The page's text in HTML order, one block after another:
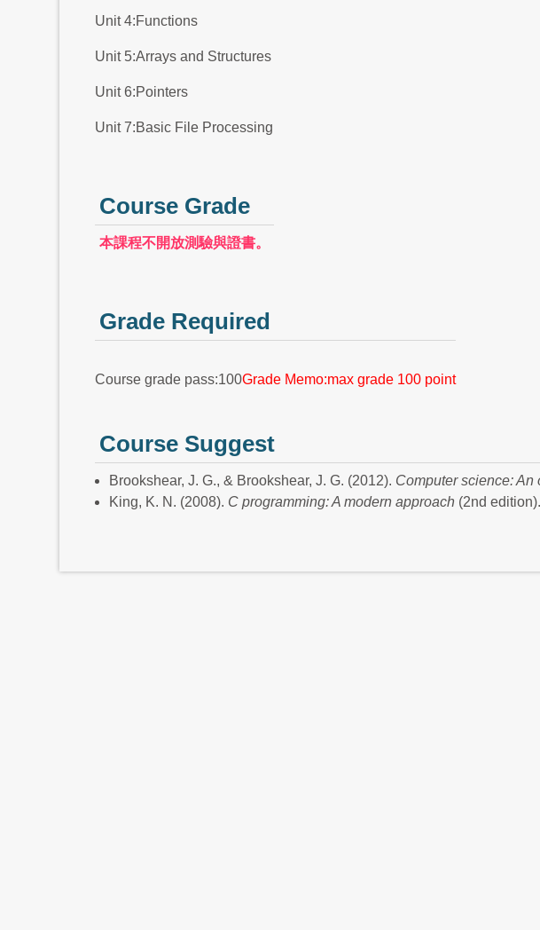
Unit 4:Functions
Unit 5:Arrays and Structures
Unit 6:Pointers
Unit 7:Basic File Processing
Course Grade
本課程不開放測驗與證書。
Grade Required
Course grade pass:100Grade Memo:max grade 100 point
Course Suggest
Brookshear, J. G., & Brookshear, J. G. (2012). Computer science: An
King, K. N. (2008). C programming: A modern approach (2nd